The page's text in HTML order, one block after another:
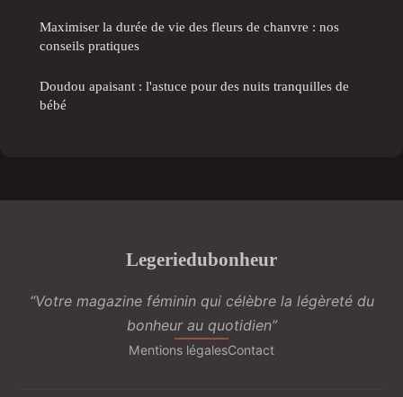
Maximiser la durée de vie des fleurs de chanvre : nos
conseils pratiques
Doudou apaisant : l'astuce pour des nuits tranquilles de
bébé
Legeriedubonheur
“Votre magazine féminin qui célèbre la légèreté du
bonheur au quotidien”
Mentions légalesContact